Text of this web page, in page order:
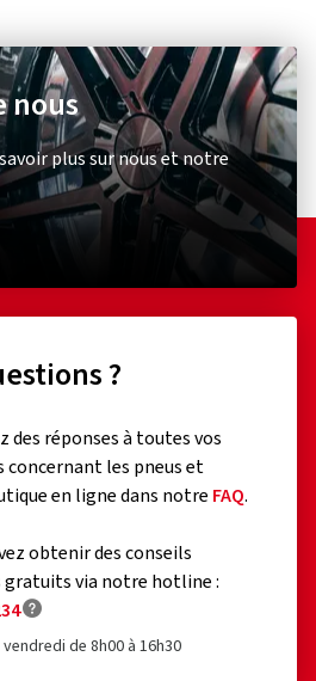
nous
plus sur nous et notre
?
des réponses à toutes vos
concernant les pneus et
en ligne dans notre FAQ.
obtenir des conseils
gratuits via notre hotline :
de 8h00 à 16h30